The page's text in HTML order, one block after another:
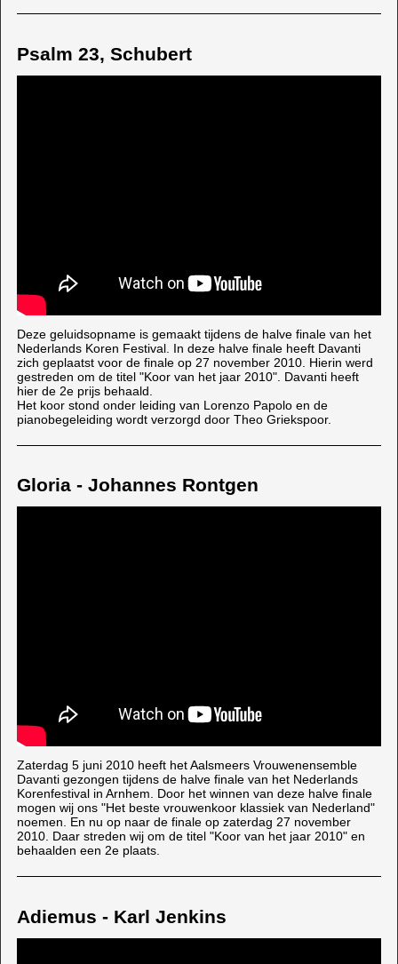
Psalm 23, Schubert
Deze geluidsopname is gemaakt tijdens de halve finale van het
Nederlands Koren Festival. In deze halve finale heeft Davanti
zich geplaatst voor de finale op 27 november 2010. Hierin werd
gestreden om de titel "Koor van het jaar 2010". Davanti heeft
hier de 2e prijs behaald.
Het koor stond onder leiding van Lorenzo Papolo en de
pianobegeleiding wordt verzorgd door Theo Griekspoor.
Gloria - Johannes Rontgen
Zaterdag 5 juni 2010 heeft het Aalsmeers Vrouwenensemble
Davanti gezongen tijdens de halve finale van het Nederlands
Korenfestival in Arnhem. Door het winnen van deze halve finale
mogen wij ons "Het beste vrouwenkoor klassiek van Nederland"
noemen. En nu op naar de finale op zaterdag 27 november
2010. Daar streden wij om de titel "Koor van het jaar 2010" en
behaalden een 2e plaats.
Adiemus - Karl Jenkins